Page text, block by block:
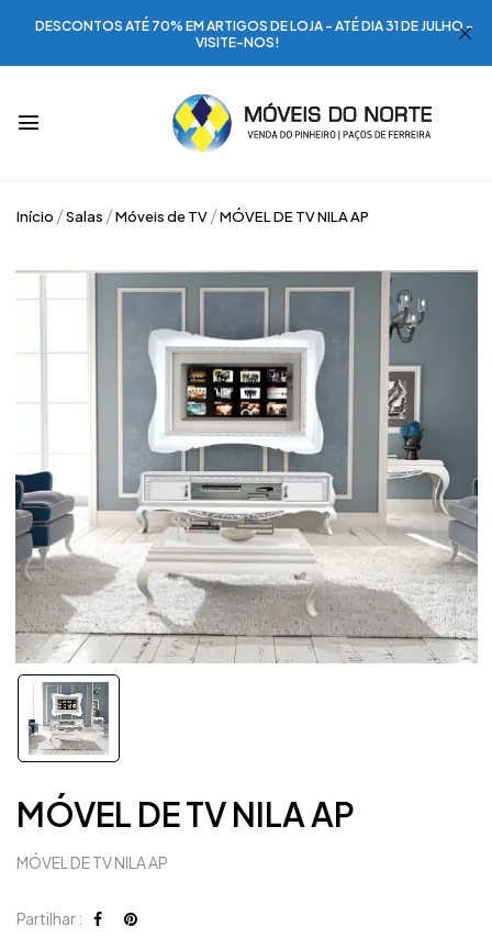
DESCONTOS ATÉ 70% EM ARTIGOS DE LOJA - ATÉ DIA 31 DE JULHO -
VISITE-NOS!
Início Salas Móveis de TV MÓVEL DE TV NILA AP
MÓVEL DE TV NILA AP
MÓVEL DE TV NILA AP
Partilhar :